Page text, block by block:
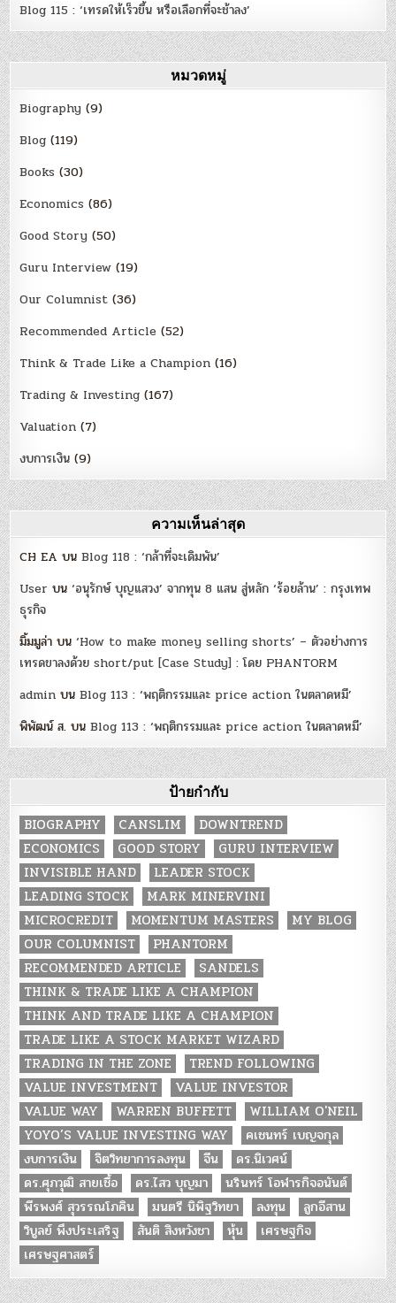
Blog 115 : ‘เทรดให้เร็วขึ้น หรือเลือกที่จะช้าลง’
หมวดหมู่
Biography (9)
Blog (119)
Books (30)
Economics (86)
Good Story (50)
Guru Interview (19)
Our Columnist (36)
Recommended Article (52)
Think & Trade Like a Champion (16)
Trading & Investing (167)
Valuation (7)
งบการเงิน (9)
ความเห็นล่าสุด
CH EA บนBlog 118 : ‘กล้าที่จะเดิมพัน’
User บน‘อนุรักษ์ บุญแสวง’ จากทุน 8 แสน สู่หลัก ‘ร้อยล้าน’ : กรุงเทพ
ธุรกิจ
มิ้มมูล่า บน‘How to make money selling shorts’ – ตัวอย่างการ
เทรดขาลงด้วย short/put [Case Study] : โดย PHANTORM
admin บนBlog 113 : ‘พฤติกรรมและ price action ในตลาดหมี’
พิพัฒน์ ส. บนBlog 113 : ‘พฤติกรรมและ price action ในตลาดหมี’
ป้ายกำกับ
BIOGRAPHY CANSLIM
DOWNTREND
ECONOMICS
GOOD STORY
GURU INTERVIEW
INVISIBLE HAND
LEADER STOCK
LEADING STOCK
MARK MINERVINI
MICROCREDIT
MOMENTUM MASTERS
MY BLOG
OUR COLUMNIST
PHANTORM
RECOMMENDED ARTICLE
SANDELS
THINK & TRADE LIKE A CHAMPION
THINK AND TRADE LIKE A CHAMPION
TRADE LIKE A STOCK MARKET WIZARD
TRADING IN THE ZONE
TREND FOLLOWING
VALUE INVESTMENT
VALUE INVESTOR
VALUE WAY
WARREN BUFFETT
WILLIAM O'NEIL
YOYO’S VALUE INVESTING WAY
คเชนทร์ เบญจกุล
งบการเงิน
จิตวิทยาการลงทุน จีน
ดร.นิเวศน์
ดร.ศุภวุฒิ สายเชื้อ
ดร.ไสว บุญมา
นรินทร์ โอฬารกิจอนันต์
พีรพงศ์ สุวรรณโภคิน
มนตรี นิพิฐวิทยา ลงทุน
ลูกอีสาน
วิบูลย์ พึงประเสริฐ
สันติ สิงหวังชา หุ้น
เศรษฐกิจ
เศรษฐศาสตร์